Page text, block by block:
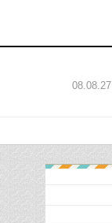
08.08.27